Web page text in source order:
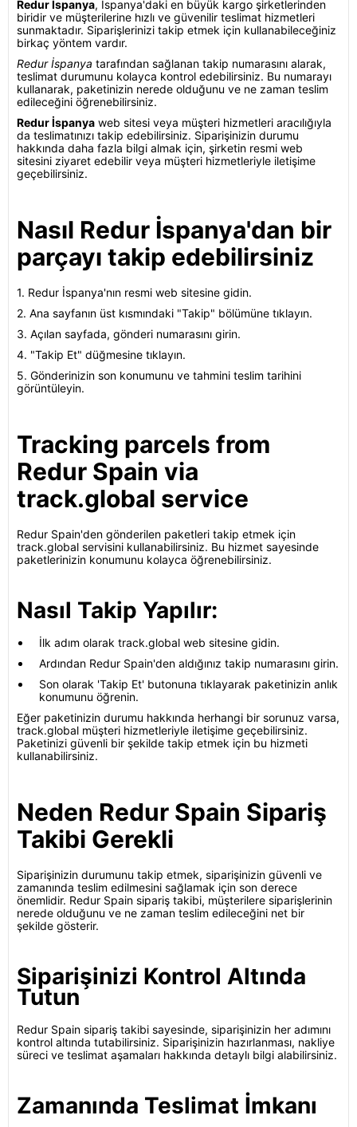
Redur İspanya, İspanya'daki en büyük kargo şirketlerinden
biridir ve müşterilerine hızlı ve güvenilir teslimat hizmetleri
sunmaktadır. Siparişlerinizi takip etmek için kullanabileceğiniz
birkaç yöntem vardır.
Redur İspanya tarafından sağlanan takip numarasını alarak,
teslimat durumunu kolayca kontrol edebilirsiniz. Bu numarayı
kullanarak, paketinizin nerede olduğunu ve ne zaman teslim
edileceğini öğrenebilirsiniz.
Redur İspanya web sitesi veya müşteri hizmetleri aracılığıyla
da teslimatınızı takip edebilirsiniz. Siparişinizin durumu
hakkında daha fazla bilgi almak için, şirketin resmi web
sitesini ziyaret edebilir veya müşteri hizmetleriyle iletişime
geçebilirsiniz.
Nasıl Redur İspanya'dan bir
parçayı takip edebilirsiniz
1. Redur İspanya'nın resmi web sitesine gidin.
2. Ana sayfanın üst kısmındaki "Takip" bölümüne tıklayın.
3. Açılan sayfada, gönderi numarasını girin.
4. "Takip Et" düğmesine tıklayın.
5. Gönderinizin son konumunu ve tahmini teslim tarihini
görüntüleyin.
Tracking parcels from
Redur Spain via
track.global service
Redur Spain'den gönderilen paketleri takip etmek için
track.global servisini kullanabilirsiniz. Bu hizmet sayesinde
paketlerinizin konumunu kolayca öğrenebilirsiniz.
Nasıl Takip Yapılır:
İlk adım olarak track.global web sitesine gidin.
Ardından Redur Spain'den aldığınız takip numarasını girin.
Son olarak 'Takip Et' butonuna tıklayarak paketinizin anlık
konumunu öğrenin.
Eğer paketinizin durumu hakkında herhangi bir sorunuz varsa,
track.global müşteri hizmetleriyle iletişime geçebilirsiniz.
Paketinizi güvenli bir şekilde takip etmek için bu hizmeti
kullanabilirsiniz.
Neden Redur Spain Sipariş
Takibi Gerekli
Siparişinizin durumunu takip etmek, siparişinizin güvenli ve
zamanında teslim edilmesini sağlamak için son derece
önemlidir. Redur Spain sipariş takibi, müşterilere siparişlerinin
nerede olduğunu ve ne zaman teslim edileceğini net bir
şekilde gösterir.
Siparişinizi Kontrol Altında
Tutun
Redur Spain sipariş takibi sayesinde, siparişinizin her adımını
kontrol altında tutabilirsiniz. Siparişinizin hazırlanması, nakliye
süreci ve teslimat aşamaları hakkında detaylı bilgi alabilirsiniz.
Zamanında Teslimat İmkanı